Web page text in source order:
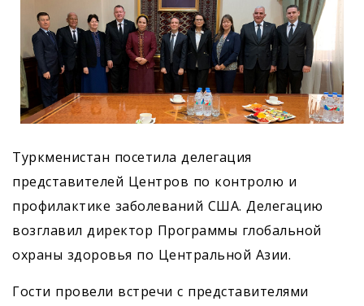
Туркменистан посетила делегация
представителей Центров по контролю и
профилактике заболеваний США. Делегацию
возглавил директор Программы глобальной
охраны здоровья по Центральной Азии.
Гости провели встречи с представителями